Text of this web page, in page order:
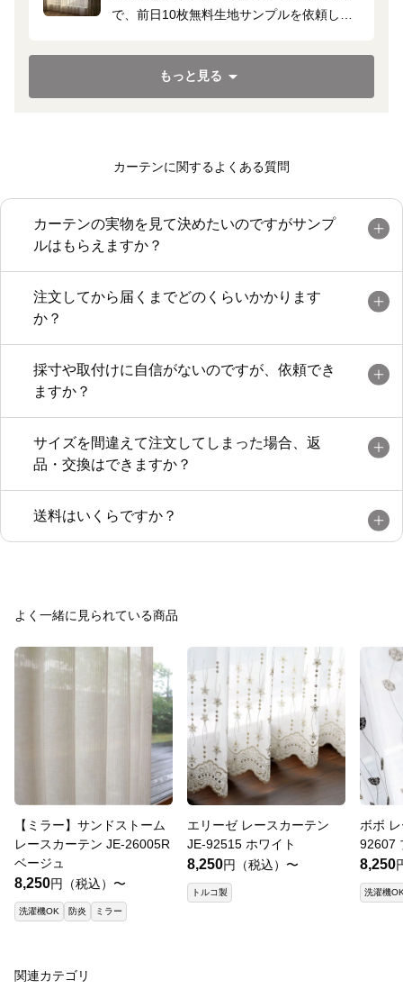
で、前日10枚無料生地サンプルを依頼し
想像して本番注文しました。
結果は大正解です！生地は可愛くて、付け
もっと見る
カーテンに関するよくある質問
カーテンの実物を見て決めたいのですがサンプ
ルはもらえますか？
注文してから届くまでどのくらいかかります
か？
採寸や取付けに自信がないのですが、依頼でき
ますか？
サイズを間違えて注文してしまった場合、返
品・交換はできますか？
送料はいくらですか？
よく一緒に見られている商品
【ミラー】サンドストーム
レースカーテン JE-26005R
ベージュ
8,250円（税込）〜
洗濯機OK 防炎 ミラー
エリーゼ レースカーテン
JE-92515 ホワイト
8,250円（税込）〜
トルコ製
ボボ
92607
8,250
洗濯機
関連カテゴリ